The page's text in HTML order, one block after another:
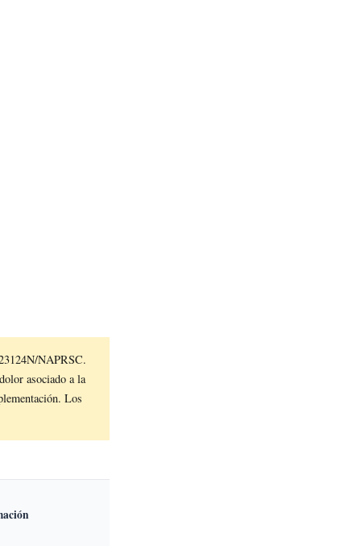
NAPRSC.
asociado a la
Los